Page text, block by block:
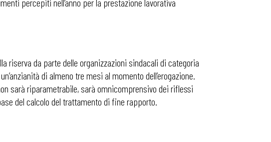
percepiti nell’anno per la prestazione lavorativa
riserva da parte delle organizzazioni sindacali di categoria
di almeno tre mesi al momento dell’erogazione.
sarà riparametrabile, sarà omnicomprensivo dei riflessi
del calcolo del trattamento di fine rapporto.